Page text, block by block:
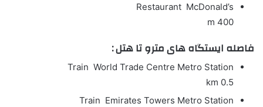
Restaurant McDonald’s
400 m
فاصله ایستگاه های مترو تا هتل :
Train World Trade Centre Metro Station
0.5 km
Train Emirates Towers Metro Station